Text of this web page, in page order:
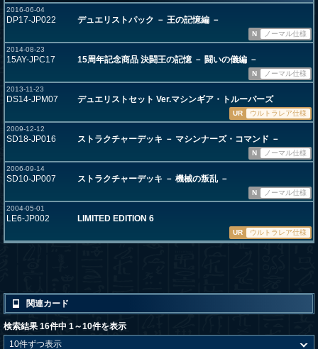
2016-06-04
DP17-JP022 デュエリストパック － 王の記憶編 －
N
ノーマル仕様
2014-08-23
15AY-JPC17 15周年記念商品 決闘王の記憶 － 闘いの儀編 －
N
ノーマル仕様
2013-11-23
DS14-JPM07 デュエリストセット Ver.マシンギア・トルーパーズ
UR
ウルトラレア仕様
2009-12-12
SD18-JP016 ストラクチャーデッキ － マシンナーズ・コマンド －
N
ノーマル仕様
2006-09-14
SD10-JP007 ストラクチャーデッキ － 機械の叛乱 －
N
ノーマル仕様
2004-05-01
LE6-JP002 LIMITED EDITION 6
UR ウルトラレア仕様
関連カード
検索結果 16件中 1～10件を表示